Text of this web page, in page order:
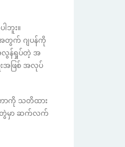
ဘူး။
အတွက် ဂျပန်ကို
လွန်ရှုပ်တဲ့ အ
အဖြစ် အလုပ်
တာကို သတိထား
ဒီတွဲမှာ ဆက်လက်